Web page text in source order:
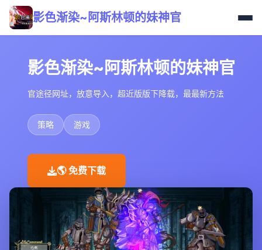
影色渐染~阿斯林顿的妹神官
影色渐染~阿斯林顿的妹神官
官途径网址，放意导入，超近版版下降载，最最新方法
策略 游戏
🌎 免费下载